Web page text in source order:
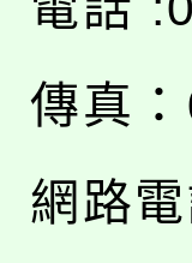
傳真
網路